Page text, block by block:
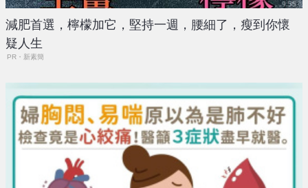
減肥首選，檸檬加它，堅持一週，腰細了，瘦到你懷
疑人生
PR・新素簡